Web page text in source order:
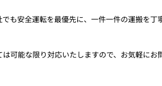
も安全運転を最優先に、一件一件の運搬を丁
可能な限り対応いたしますので、お気軽にお